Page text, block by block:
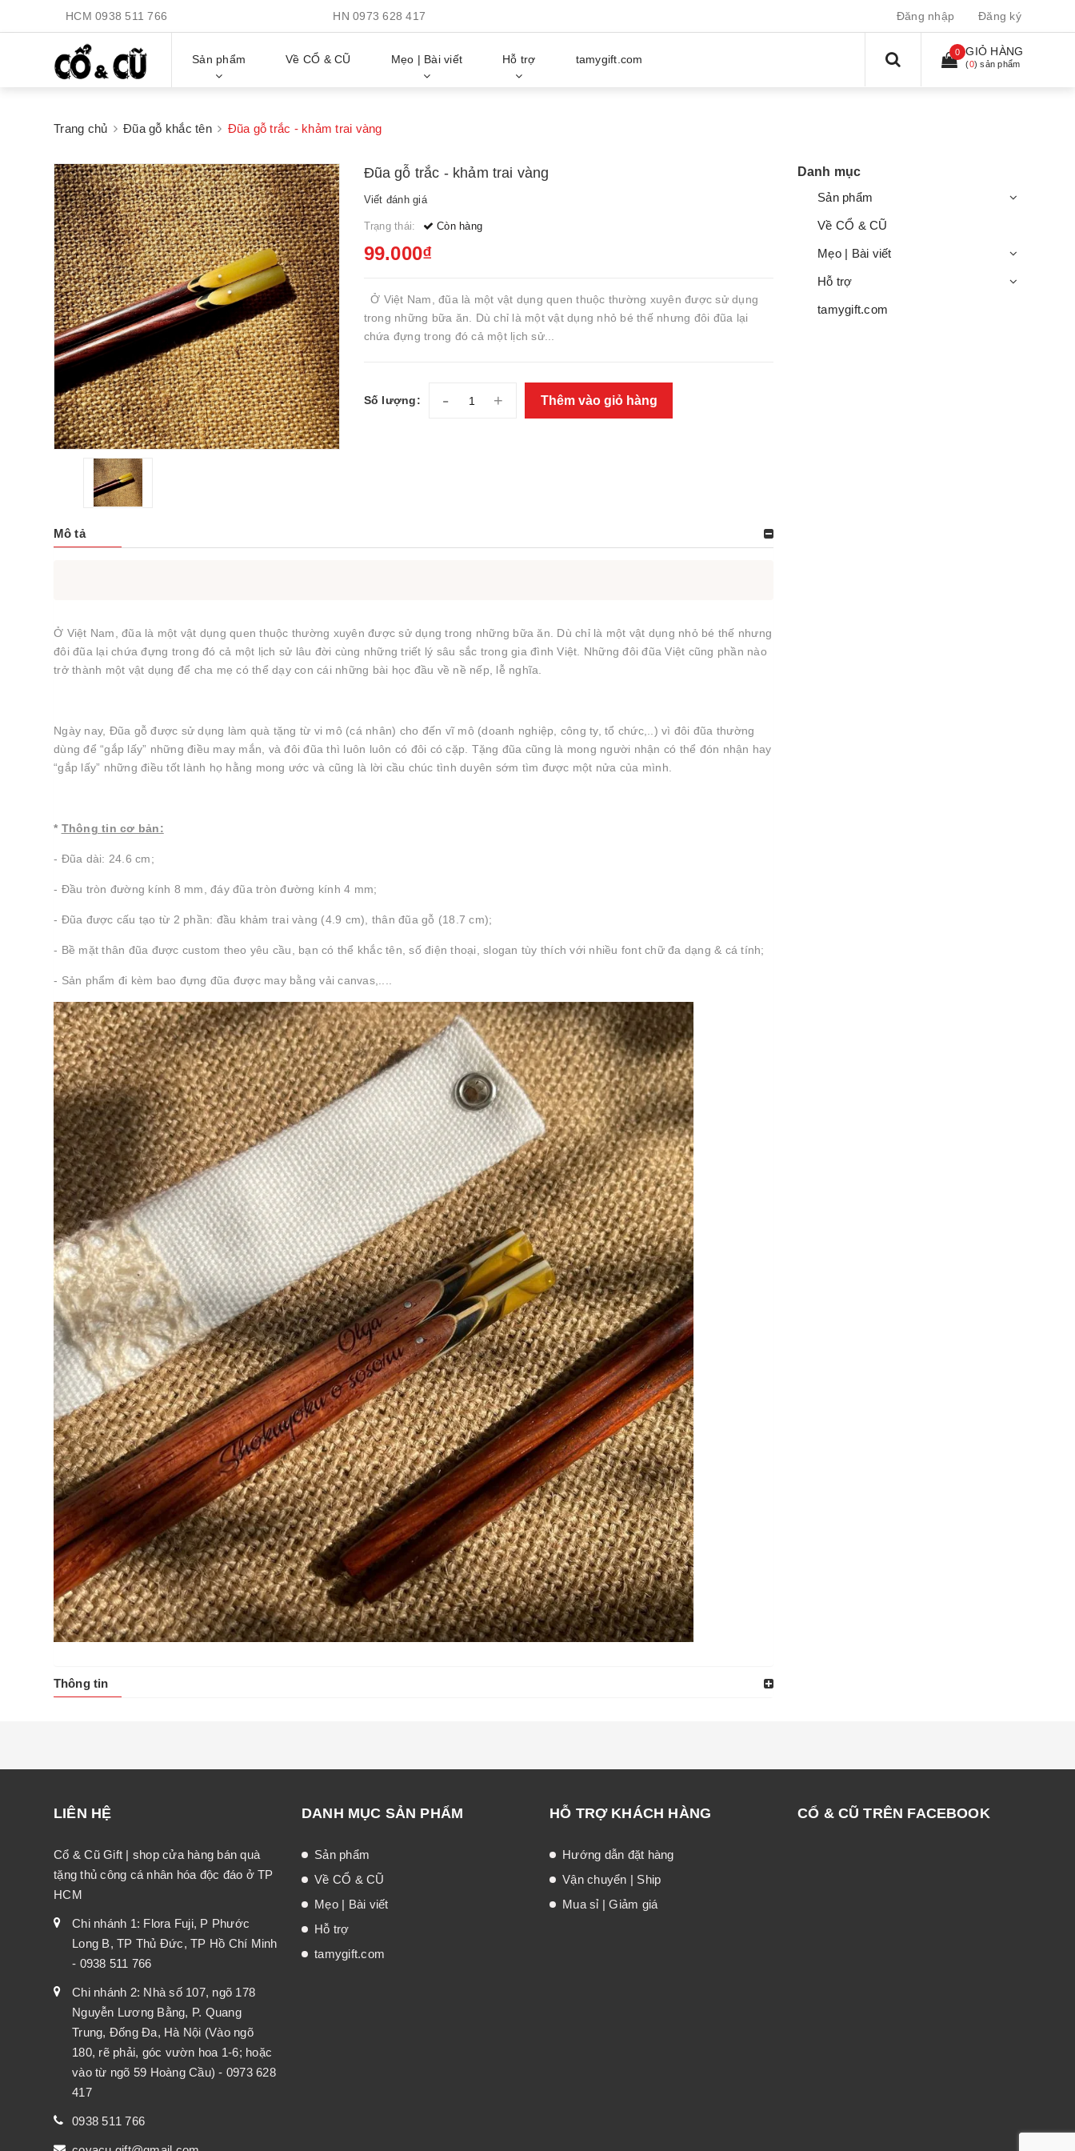
HCM 0938 511 766 HN0973 628 417 Đăng nhập Đăng ký
Sản phẩm Về CỔ & CŨ Mẹo | Bài viết Hỗ trợ tamygift.com
0 GIỎ HÀNG
(0) sản phẩm
Trang chủ Đũa gỗ khắc tên Đũa gỗ trắc - khảm trai vàng
Đũa gỗ trắc - khảm trai vàng
Viết đánh giá
Trạng thái: Còn hàng
99.000₫
Ở Việt Nam, đũa là một vật dụng quen thuộc thường xuyên được sử dụng
trong những bữa ăn. Dù chỉ là một vật dụng nhỏ bé thế nhưng đôi đũa lại
chứa đựng trong đó cả một lịch sử...
Số lượng: - + Thêm vào giỏ hàng
Mô tả
Ở Việt Nam, đũa là một vật dụng quen thuộc thường xuyên được sử dụng trong những bữa ăn. Dù chỉ là một vật dụng nhỏ bé thế nhưng
đôi đũa lại chứa đựng trong đó cả một lịch sử lâu đời cùng những triết lý sâu sắc trong gia đình Việt. Những đôi đũa Việt cũng phần nào
trở thành một vật dụng để cha mẹ có thể dạy con cái những bài học đầu về nề nếp, lễ nghĩa.
Ngày nay, Đũa gỗ được sử dụng làm quà tặng từ vi mô (cá nhân) cho đến vĩ mô (doanh nghiệp, công ty, tổ chức,..) vì đôi đũa thường
dùng để “gắp lấy” những điều may mắn, và đôi đũa thì luôn luôn có đôi có cặp. Tặng đũa cũng là mong người nhận có thể đón nhận hay
“gắp lấy” những điều tốt lành họ hằng mong ước và cũng là lời cầu chúc tình duyên sớm tìm được một nửa của mình.
* Thông tin cơ bản:
- Đũa dài: 24.6 cm;
- Đầu tròn đường kính 8 mm, đáy đũa tròn đường kính 4 mm;
- Đũa được cấu tạo từ 2 phần: đầu khảm trai vàng (4.9 cm), thân đũa gỗ (18.7 cm);
- Bề mặt thân đũa được custom theo yêu cầu, bạn có thể khắc tên, số điện thoại, slogan tùy thích với nhiều font chữ đa dạng & cá tính;
- Sản phẩm đi kèm bao đựng đũa được may bằng vải canvas,....
Thông tin
Danh mục
Sản phẩm
Về CỔ & CŨ
Mẹo | Bài viết
Hỗ trợ
tamygift.com
LIÊN HỆ
Cổ & Cũ Gift | shop cửa hàng bán quà
tặng thủ công cá nhân hóa độc đáo ở TP
HCM
Chi nhánh 1: Flora Fuji, P Phước
Long B, TP Thủ Đức, TP Hồ Chí Minh
- 0938 511 766
Chi nhánh 2: Nhà số 107, ngõ 178
Nguyễn Lương Bằng, P. Quang
Trung, Đống Đa, Hà Nội (Vào ngõ
180, rẽ phải, góc vườn hoa 1-6; hoặc
vào từ ngõ 59 Hoàng Cầu) - 0973 628
417
0938 511 766
DANH MỤC SẢN PHẨM
Sản phẩm
Về CỔ & CŨ
Mẹo | Bài viết
Hỗ trợ
tamygift.com
HỖ TRỢ KHÁCH HÀNG
Hướng dẫn đặt hàng
Vận chuyển | Ship
Mua sỉ | Giảm giá
CỔ & CŨ TRÊN FACEBOOK